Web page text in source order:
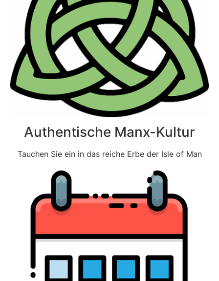
Authentische Manx-Kultur
Tauchen Sie ein in das reiche Erbe der Isle of Man